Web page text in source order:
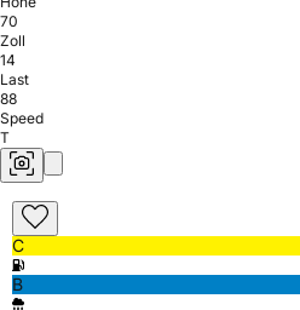
70
Zoll
14
Last
88
Speed
T
C
B